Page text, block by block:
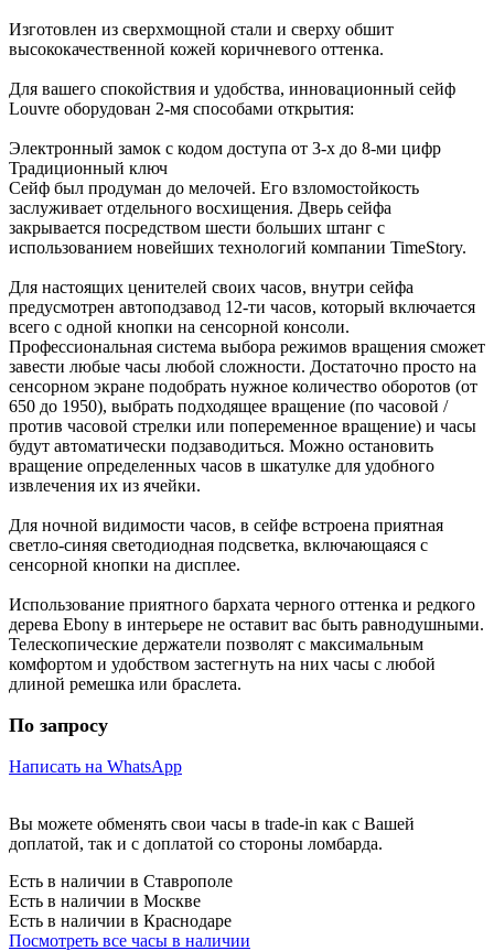
Изготовлен из сверхмощной стали и сверху обшит
высококачественной кожей коричневого оттенка.
Для вашего спокойствия и удобства, инновационный сейф
Louvre оборудован 2-мя способами открытия:
Электронный замок с кодом доступа от 3-х до 8-ми цифр
Традиционный ключ
Сейф был продуман до мелочей. Его взломостойкость
заслуживает отдельного восхищения. Дверь сейфа
закрывается посредством шести больших штанг с
использованием новейших технологий компании TimeStory.
Для настоящих ценителей своих часов, внутри сейфа
предусмотрен автоподзавод 12-ти часов, который включается
всего с одной кнопки на сенсорной консоли.
Профессиональная система выбора режимов вращения сможет
завести любые часы любой сложности. Достаточно просто на
сенсорном экране подобрать нужное количество оборотов (от
650 до 1950), выбрать подходящее вращение (по часовой /
против часовой стрелки или попеременное вращение) и часы
будут автоматически подзаводиться. Можно остановить
вращение определенных часов в шкатулке для удобного
извлечения их из ячейки.
Для ночной видимости часов, в сейфе встроена приятная
светло-синяя светодиодная подсветка, включающаяся с
сенсорной кнопки на дисплее.
Использование приятного бархата черного оттенка и редкого
дерева Ebony в интерьере не оставит вас быть равнодушными.
Телескопические держатели позволят с максимальным
комфортом и удобством застегнуть на них часы с любой
длиной ремешка или браслета.
По запросу
Написать на WhatsApp
Вы можете обменять свои часы в trade-in как с Вашей
доплатой, так и с доплатой со стороны ломбарда.
Есть в наличии в Ставрополе
Есть в наличии в Москве
Есть в наличии в Краснодаре
Посмотреть все часы в наличии